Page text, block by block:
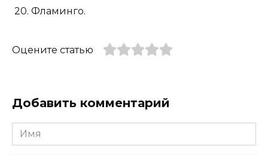
20. Фламинго.
Оцените статью
Добавить комментарий
Имя
*